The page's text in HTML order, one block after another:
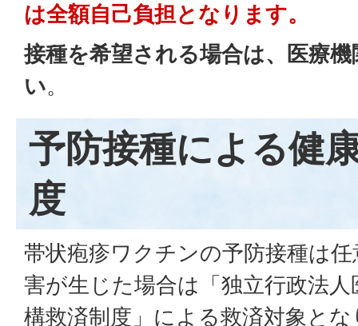
は全額自己負担となります。
接種を希望される場合は、医療
い。
予防接種による健
度
帯状疱疹ワクチンの予防接種は
害が生じた場合は「独立行政法
構救済制度」による救済対象と